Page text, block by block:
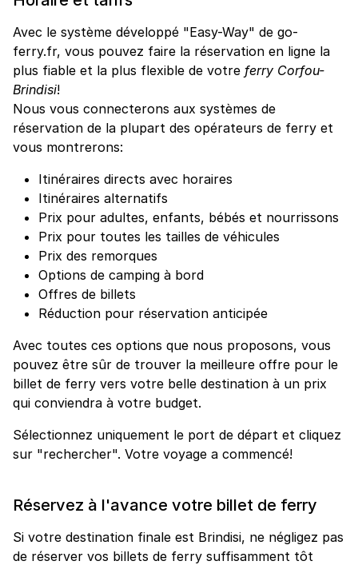
Avec le système développé "Easy-Way" de go-
ferry.fr, vous pouvez faire la réservation en ligne la
plus fiable et la plus flexible de votre ferry Corfou-
Brindisi!
Nous vous connecterons aux systèmes de
réservation de la plupart des opérateurs de ferry et
vous montrerons:
Itinéraires directs avec horaires
Itinéraires alternatifs
Prix pour adultes, enfants, bébés et nourrissons
Prix pour toutes les tailles de véhicules
Prix des remorques
Options de camping à bord
Offres de billets
Réduction pour réservation anticipée
Avec toutes ces options que nous proposons, vous
pouvez être sûr de trouver la meilleure offre pour le
billet de ferry vers votre belle destination à un prix
qui conviendra à votre budget.
Sélectionnez uniquement le port de départ et cliquez
sur "rechercher". Votre voyage a commencé!
Réservez à l'avance votre billet de ferry
Si votre destination finale est Brindisi, ne négligez pas
de réserver vos billets de ferry suffisamment tôt